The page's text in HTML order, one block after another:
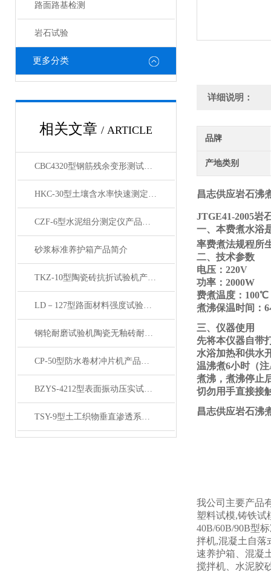
路面路基检测
岩石试验
更多分类
相关文章 / ARTICLE
CBC4320型钢筋残余变形测试仪产品展示
HKC-30型土壤含水率快速测定仪 产品展示
CZF-6型水泥组分测定仪产品展示
砂浆标准养护箱产品简介
TKZ-10型陶瓷砖抗折试验机产品展示
LD－127型路面材料强度试验仪产品展示
钢轮耐磨试验机陶瓷无釉砖耐磨试验产品展示
CP-50型防水卷材冲片机产品展示
BZYS-4212型表面振动压实试验仪产品展示
TSY-9型土工织物垂直渗透系数测定仪产品简介
详细说明：
品牌
产地类别
昌志供应岩石沸
JTGE41-2005岩
一、本费煮水浴
率费煮法规程所
二、技术参数
电压： 220V
功率： 2000W
费煮温度： 100℃
煮沸保温时间：
三、仪器使用
先将本仪器自带
水浴加热和供水
温沸煮6小时（
煮沸，煮沸停止
切勿用手直接接
昌志供应岩石沸
我公司主要产品
塑料试模,铸铁试
40B/60B/90B型
拌机,混凝土自落
速养护箱、混凝
搅拌机、水泥胶